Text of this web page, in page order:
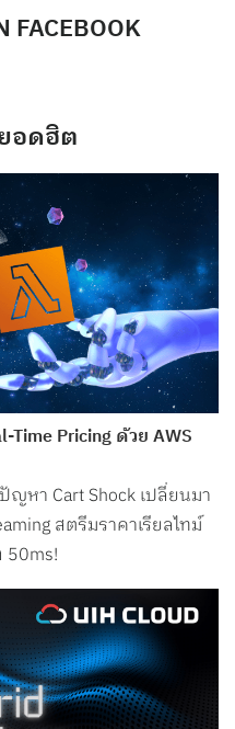
FACEBOOK
อดฮิต
Pricing ด้วย AWS
หา Cart Shock เปลี่ยนมา
สตรีมราคาเรียลไทม์
50ms!